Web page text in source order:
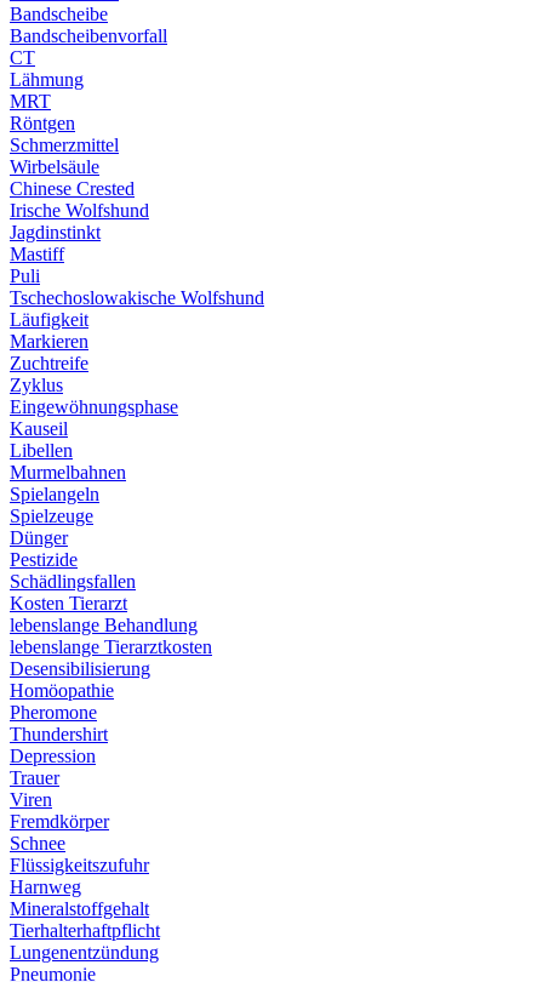
Bandscheibe
Bandscheibenvorfall
CT
Lähmung
MRT
Röntgen
Schmerzmittel
Wirbelsäule
Chinese Crested
Irische Wolfshund
Jagdinstinkt
Mastiff
Puli
Tschechoslowakische Wolfshund
Läufigkeit
Markieren
Zuchtreife
Zyklus
Eingewöhnungsphase
Kauseil
Libellen
Murmelbahnen
Spielangeln
Spielzeuge
Dünger
Pestizide
Schädlingsfallen
Kosten Tierarzt
lebenslange Behandlung
lebenslange Tierarztkosten
Desensibilisierung
Homöopathie
Pheromone
Thundershirt
Depression
Trauer
Viren
Fremdkörper
Schnee
Flüssigkeitszufuhr
Harnweg
Mineralstoffgehalt
Tierhalterhaftpflicht
Lungenentzündung
Pneumonie